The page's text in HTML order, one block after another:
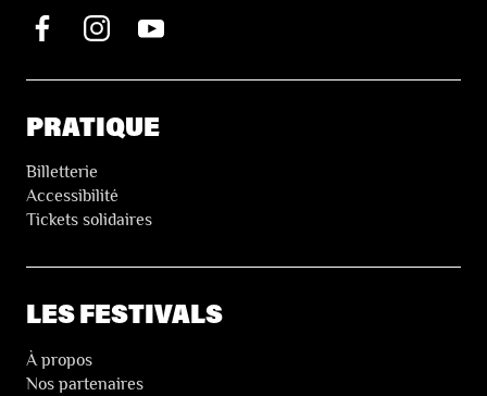
PRATIQUE
Billetterie
Accessibilité
Tickets solidaires
LES FESTIVALS
À propos
Nos partenaires